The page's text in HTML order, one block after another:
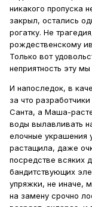
никакого пропуска
закрыл, остались
рогатку. Не
рождественскому
Только вот
неприятность эту
И напоследок, в
за что
Санта, а Маша-
воды вылавливать
елочные украшения
растащила, даже
посредстве всяких
бандитствующих
упряжки, не иначе,
на замену срочно